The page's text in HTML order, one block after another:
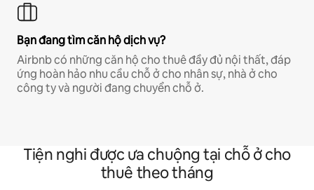
Bạn đang tìm căn hộ dịch vụ?
Airbnb có những căn hộ cho thuê đầy đủ nội thất, đáp
ứng hoàn hảo nhu cầu chỗ ở cho nhân sự, nhà ở cho
công ty và người đang chuyển chỗ ở.
Tiện nghi được ưa chuộng tại chỗ ở cho
thuê theo tháng